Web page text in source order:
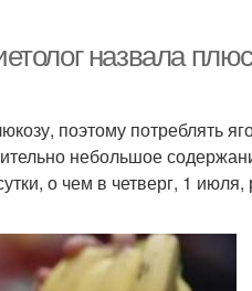
назвала
поэтому потреблять
небольшое
о чем в четверг, 1 июля,